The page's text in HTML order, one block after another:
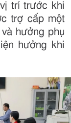
trí trước khi
trợ cấp một
hưởng phụ
hưởng khi